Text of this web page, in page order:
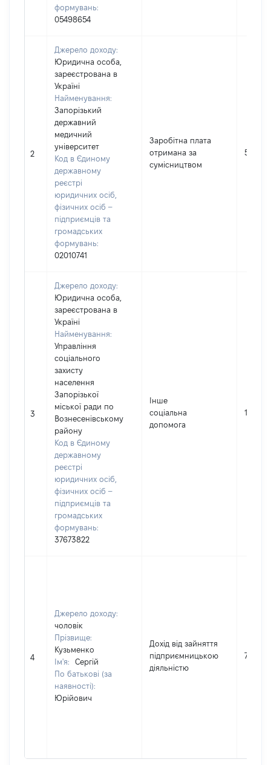
формувань:
05498654
2
Джерело доходу:
Юридична особа,
зареєстрована в
Україні
Найменування:
Запорізький
державний
медичний
університет
Код в Єдиному
державному
реєстрі
юридичних осіб,
фізичних осіб –
підприємців та
громадських
формувань:
02010741
Заробітна плата
отримана за
сумісництвом
54485
3
Джерело доходу:
Юридична особа,
зареєстрована в
Україні
Найменування:
Управління
соціального
захисту
населення
Запорізької
міської ради по
Вознесенівському
району
Код в Єдиному
державному
реєстрі
юридичних осіб,
фізичних осіб –
підприємців та
громадських
формувань:
37673822
Інше
соціальна
допомога
18366
4
Джерело доходу:
чоловік
Прізвище:
Кузьменко
Ім'я:
Сергій
По батькові (за
наявності):
Юрійович
Дохід від зайняття
підприємницькою
діяльністю
732000